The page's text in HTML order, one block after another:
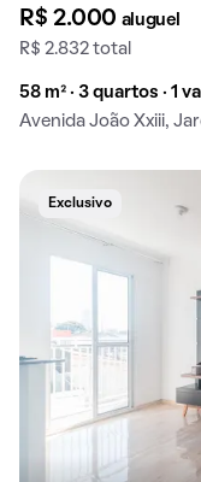
R$ 2.000 aluguel
R$ 2.832 total
58 m² · 3 quartos · 1
Avenida João Xxiii,
Exclusivo